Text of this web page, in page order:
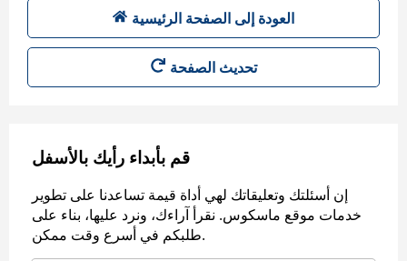
العودة إلى الصفحة الرئيسية
تحديث الصفحة
قم بأبداء رأيك بالأسفل
إن أسئلتك وتعليقاتك لهي أداة قيمة تساعدنا على تطوير
خدمات موقع ماسكوس. نقرأ آراءك، ونرد عليها، بناء على
طلبكم في أسرع وقت ممكن.